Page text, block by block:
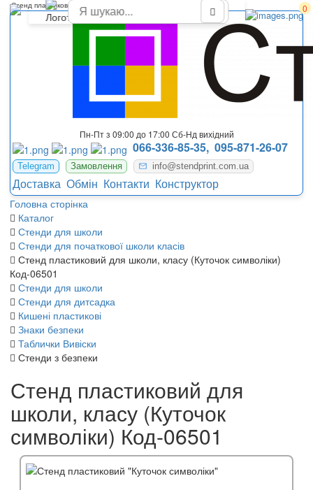
0
Пн-Пт з 09:00 до 17:00 Сб-Нд вихідний
066-336-85-35, 095-871-26-07
Telegram Замовлення info@stendprint.com.ua
Доставка Обмін Контакти Конструктор
Головна сторінка
Каталог
Стенди для школи
Стенди для початкової школи класів
Стенд пластиковий для школи, класу (Куточок символіки)
Код-06501
Стенди для школи
Стенди для дитсадка
Кишені пластикові
Знаки безпеки
Таблички Вивіски
Стенди з безпеки
Стенд пластиковий "Куточок символіки"
Стенд пластиковий для
школи, класу (Куточок
символіки) Код-06501